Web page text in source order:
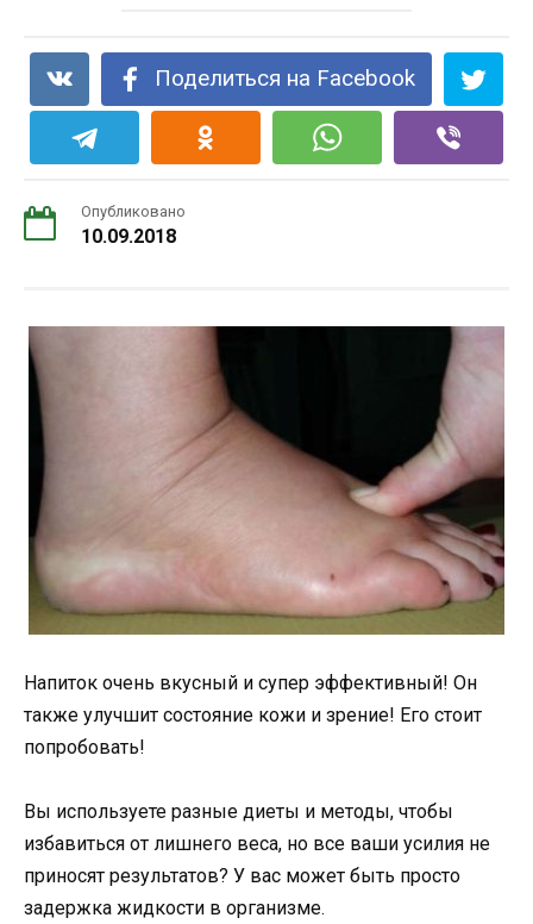
Поделиться на Facebook
Опубликовано
10.09.2018
Напиток очень вкусный и супер эффективный! Он
также улучшит состояние кожи и зрение! Его стоит
попробовать!
Вы используете разные диеты и методы, чтобы
избавиться от лишнего веса, но все ваши усилия не
приносят результатов? У вас может быть просто
задержка жидкости в организме.